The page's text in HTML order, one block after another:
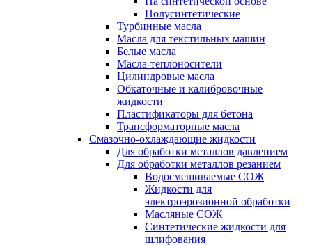
Полусинтетические
Турбинные масла
Масла для текстильных машин
Белые масла
Масла-теплоносители
Цилиндровые масла
Обкаточные и калибровочные
жидкости
Пластификаторы для бетона
Трансформаторные масла
Смазочно-охлаждающие жидкости
Для обработки металлов давлением
Для обработки металлов резанием
Водосмешиваемые СОЖ
Жидкости для
электроэрозионной обработки
Масляные СОЖ
Синтетические жидкости для
шлифования